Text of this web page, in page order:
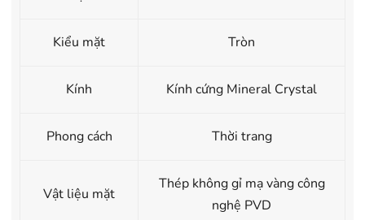
Kiểu mặt Tròn
Kính Kính cứng Mineral Crystal
Phong cách Thời trang
Vật liệu mặt
Thép không gỉ mạ vàng công
nghệ PVD